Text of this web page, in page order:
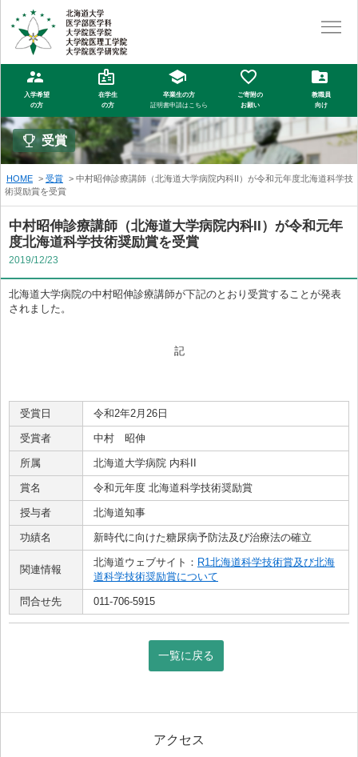
入学希望
の方
在学生
の方
卒業生の方
証明書申請はこちら
ご寄附の
お願い
教職員
向け
受賞
HOME 受賞
中村昭伸診療講師（北海道大学病院内科II）が令和元年度北海道科学技
術奨励賞を受賞
中村昭伸診療講師（北海道大学病院内科II）が令和元年
度北海道科学技術奨励賞を受賞
2019/12/23
北海道大学病院の中村昭伸診療講師が下記のとおり受賞することが発表
されました。
記
受賞日 令和2年2月26日
受賞者 中村 昭伸
所属 北海道大学病院 内科II
賞名 令和元年度 北海道科学技術奨励賞
授与者 北海道知事
功績名 新時代に向けた糖尿病予防法及び治療法の確立
関連情報
北海道ウェブサイト： R1北海道科学技術賞及び北海
道科学技術奨励賞について
問合せ先 011-706-5915
一覧に戻る
アクセス